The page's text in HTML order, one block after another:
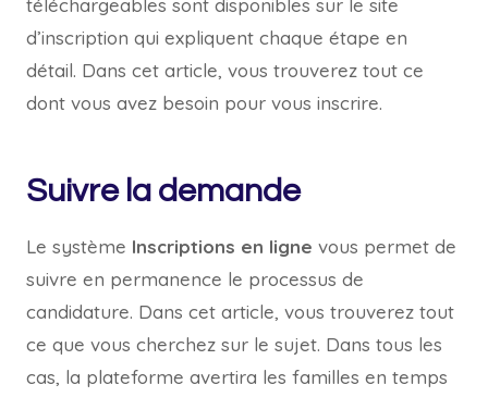
téléchargeables sont disponibles sur le site
d’inscription qui expliquent chaque étape en
détail. Dans cet article, vous trouverez tout ce
dont vous avez besoin pour vous inscrire.
Suivre la demande
Le système Inscriptions en ligne vous permet de
suivre en permanence le processus de
candidature. Dans cet article, vous trouverez tout
ce que vous cherchez sur le sujet. Dans tous les
cas, la plateforme avertira les familles en temps